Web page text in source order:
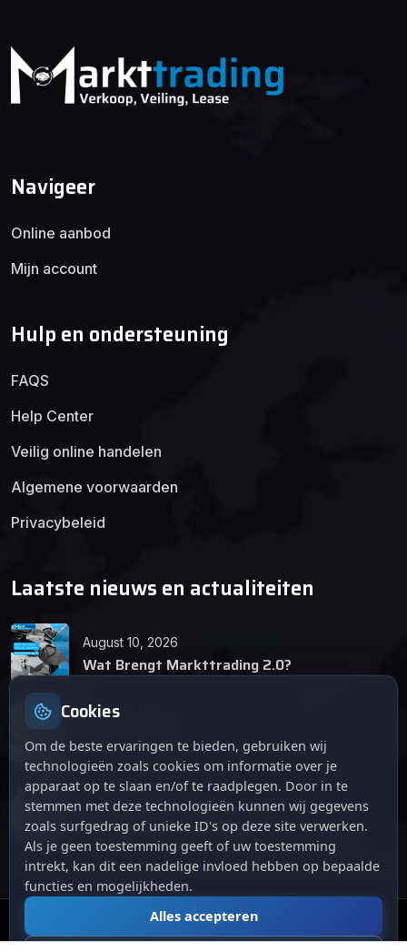
Navigeer
Online aanbod
Mijn account
Hulp en ondersteuning
FAQS
Help Center
Veilig online handelen
Algemene voorwaarden
Privacybeleid
Laatste nieuws en actualiteiten
August 10, 2026
Wat Brengt Markttrading 2.0?
Tips en Tricks
April 12, 2026
De opkomst van Markttrading 2.0: Een
revolutie in online handelen.
Markttrading. Alle rechten voorbehouden.
Cookies
Om de beste ervaringen te bieden, gebruiken wij
technologieën zoals cookies om informatie over je
apparaat op te slaan en/of te raadplegen. Door in te
stemmen met deze technologieën kunnen wij gegevens
zoals surfgedrag of unieke ID's op deze site verwerken.
Als je geen toestemming geeft of uw toestemming
intrekt, kan dit een nadelige invloed hebben op bepaalde
functies en mogelijkheden.
Alles accepteren